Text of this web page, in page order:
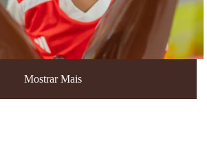
Mostrar Mais